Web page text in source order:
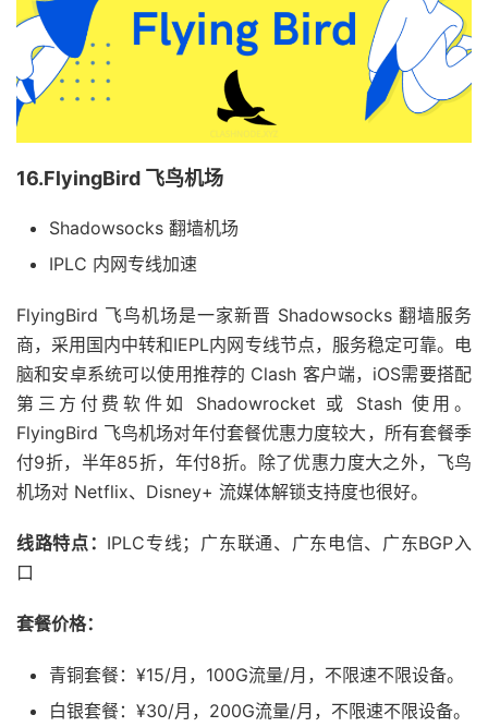
16.FlyingBird 飞鸟机场
Shadowsocks 翻墙机场
IPLC 内网专线加速
FlyingBird 飞鸟机场是一家新晋 Shadowsocks 翻墙服务
商，采用国内中转和IEPL内网专线节点，服务稳定可靠。电
脑和安卓系统可以使用推荐的 Clash 客户端，iOS需要搭配
第三方付费软件如 Shadowrocket 或 Stash 使用。
FlyingBird 飞鸟机场对年付套餐优惠力度较大，所有套餐季
付9折，半年85折，年付8折。除了优惠力度大之外，飞鸟
机场对 Netflix、Disney+ 流媒体解锁支持度也很好。
线路特点： IPLC专线；广东联通、广东电信、广东BGP入
口
套餐价格：
青铜套餐：¥15/月，100G流量/月，不限速不限设备。
白银套餐：¥30/月，200G流量/月，不限速不限设备。